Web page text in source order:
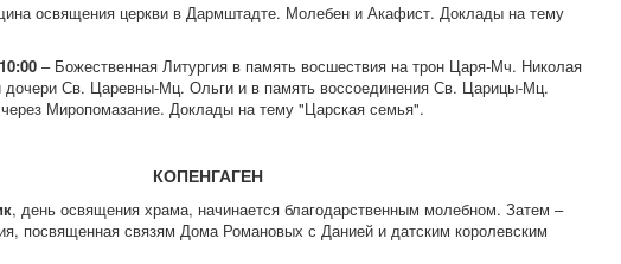
освящения церкви в Дармштадте. Молебен и Акафист. Доклады на тему
– Божественная Литургия в память восшествия на трон Царя-Мч. Николая
дочери Св. Царевны-Мц. Ольги и в память воссоединения Св. Царицы-Мц.
Миропомазание. Доклады на тему "Царская семья".
КОПЕНГАГЕН
, день освящения храма, начинается благодарственным молебном. Затем –
посвященная связям Дома Романовых с Данией и датским королевским